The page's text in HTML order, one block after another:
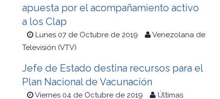
apuesta por el acompañamiento activo
a los Clap
Lunes 07 de Octubre de 2019
Venezolana de
Televisión (VTV)
Jefe de Estado destina recursos para el
Plan Nacional de Vacunación
Viernes 04 de Octubre de 2019
Últimas